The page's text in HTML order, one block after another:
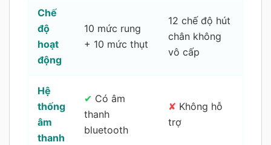
Chế
độ
hoạt
động
10 mức rung
+ 10 mức thụt
12 chế độ hút
chân không
vô cấp
Hệ
thống
âm
thanh
✔ Có âm
thanh
bluetooth
✘ Không hỗ
trợ